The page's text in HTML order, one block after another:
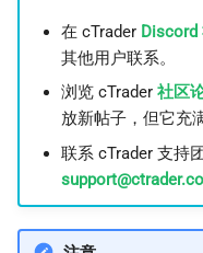
在 cTrader Discord
其他用户联系。
浏览 cTrader社区
放新帖子，但它充
联系 cTrader 支持